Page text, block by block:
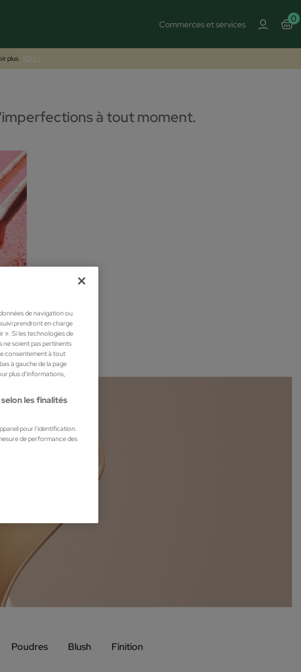
Commerces et services
0
plus ICI >>
à tout moment.
Poudres Blush Finition
de navigation ou
prendront en charge
». Si les technologies de
ne soient pas pertinents
consentement à tout
à gauche de la page
plus d’informations,
les finalités
pour l’identification.
de performance des